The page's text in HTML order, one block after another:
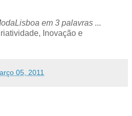
em 3 palavras ...
Inovação e
05, 2011